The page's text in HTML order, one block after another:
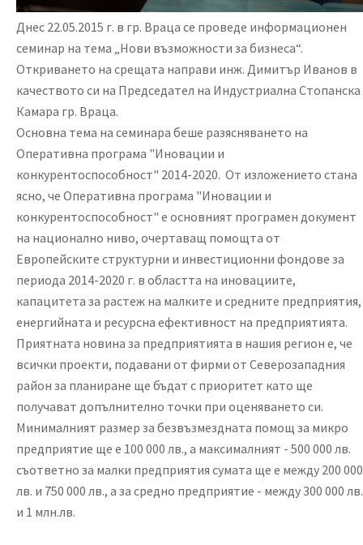
Днес 22.05.2015 г. в гр. Враца се проведе информационен
семинар на тема „Нови възможности за бизнеса“.
Откриването на срещата направи инж. Димитър Иванов в
качеството си на Председател на Индустриална Стопанска
Камара гр. Враца.
Основна тема на семинара беше разясняването на
Оперативна програма "Иновации и
конкурентоспособност" 2014-2020. От изложението стана
ясно, че Оперативна програма "Иновации и
конкурентоспособност" е основният програмен документ
на национално ниво, очертаващ помощта от
Европейските структурни и инвестиционни фондове за
периода 2014-2020 г. в областта на иновациите,
капацитета за растеж на малките и средните предприятия,
енергийната и ресурсна ефективност на предприятията.
Приятната новина за предприятията в нашия регион е, че
всички проекти, подавани от фирми от Северозападния
район за планиране ще бъдат с приоритет като ще
получават допълнително точки при оценяването си.
Минималният размер за безвъзмездната помощ за микро
предприятие ще е 100 000 лв., а максималният - 500 000 лв.
съответно за малки предприятия сумата ще е между 200 000
лв. и 750 000 лв., а за средно предприятие - между 300 000 лв.
и 1 млн.лв.